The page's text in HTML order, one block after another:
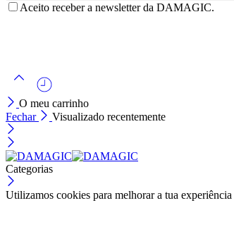
Aceito receber a newsletter da DAMAGIC.
O meu carrinho
Fechar
Visualizado recentemente
Categorias
Utilizamos cookies para melhorar a tua experiência